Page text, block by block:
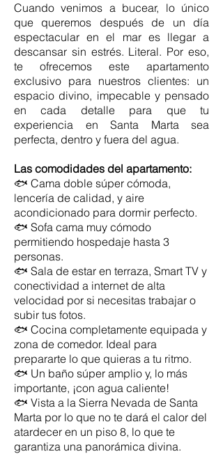
Cuando venimos a bucear, lo único
que queremos después de un día
espectacular en el mar es llegar a
descansar sin estrés. Literal. Por eso,
te ofrecemos este apartamento
exclusivo para nuestros clientes: un
espacio divino, impecable y pensado
en cada detalle para que tu
experiencia en Santa Marta sea
perfecta, dentro y fuera del agua.
Las comodidades del apartamento:
🐟 Cama doble súper cómoda,
lencería de calidad, y aire
acondicionado para dormir perfecto.
🐟 Sofa cama muy cómodo
permitiendo hospedaje hasta 3
personas.
🐟 Sala de estar en terraza, Smart TV y
conectividad a internet de alta
velocidad por si necesitas trabajar o
subir tus fotos.
🐟 Cocina completamente equipada y
zona de comedor. Ideal para
prepararte lo que quieras a tu ritmo.
🐟 Un baño súper amplio y, lo más
importante, ¡con agua caliente!
🐟 Vista a la Sierra Nevada de Santa
Marta por lo que no te dará el calor del
atardecer en un piso 8, lo que te
garantiza una panorámica divina.